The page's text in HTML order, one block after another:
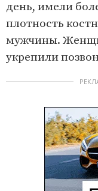
день, имели
плотность
мужчины.
укрепили